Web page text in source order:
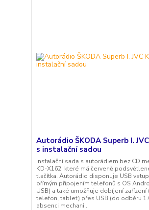
Autorádio ŠKODA Superb I.
s instalační sadou
Instalační sada s autorádiem bez CD
KD-X162, které má červeně
tlačítka. Autorádio disponuje USB
přímým připojením telefonů s OS
USB) a také umožňuje dobíjení
telefon, tablet) přes USB (do odběru
absenci mechani...